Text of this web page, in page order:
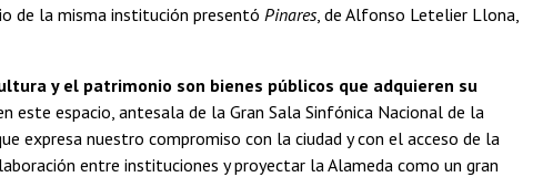
de la misma institución presentó Pinares, de Alfonso Letelier Llona,
y el patrimonio son bienes públicos que adquieren su
este espacio, antesala de la Gran Sala Sinfónica Nacional de la
expresa nuestro compromiso con la ciudad y con el acceso de la
entre instituciones y proyectar la Alameda como un gran